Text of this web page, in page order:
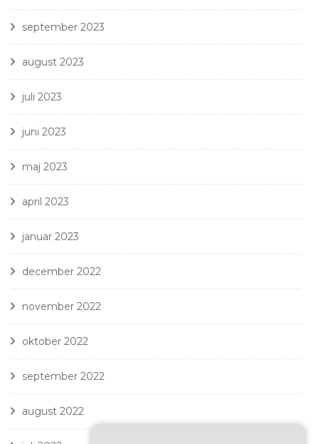
september 2023
august 2023
juli 2023
juni 2023
maj 2023
april 2023
januar 2023
december 2022
november 2022
oktober 2022
september 2022
august 2022